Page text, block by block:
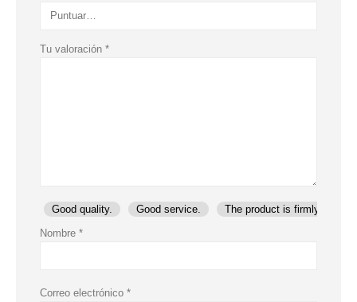
Tu valoración *
Good quality. Good service.
The product is firmly
Nombre *
Correo electrónico *